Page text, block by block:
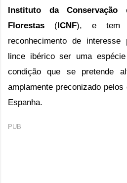
Instituto da
Florestas (ICNF), e tem
reconhecimento de
lince ibérico ser uma
condição que se pretende
amplamente preconizado
Espanha.
PUB